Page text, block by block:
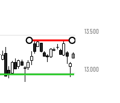
13.000
13.500